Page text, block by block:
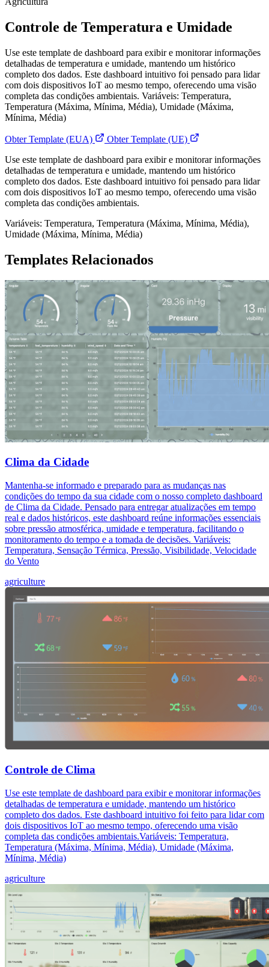
Controle de Temperatura e Umidade
Use este template de dashboard para exibir e monitorar informações
detalhadas de temperatura e umidade, mantendo um histórico
completo dos dados. Este dashboard intuitivo foi pensado para lidar
com dois dispositivos IoT ao mesmo tempo, oferecendo uma visão
completa das condições ambientais. Variáveis: Temperatura,
Temperatura (Máxima, Mínima, Média), Umidade (Máxima,
Mínima, Média)
Obter Template (EUA)
Obter Template (UE)
Use este template de dashboard para exibir e monitorar informações
detalhadas de temperatura e umidade, mantendo um histórico
completo dos dados. Este dashboard intuitivo foi pensado para lidar
com dois dispositivos IoT ao mesmo tempo, oferecendo uma visão
completa das condições ambientais.
Variáveis: Temperatura, Temperatura (Máxima, Mínima, Média),
Umidade (Máxima, Mínima, Média)
Templates Relacionados
Clima da Cidade
Mantenha-se informado e preparado para as mudanças nas
condições do tempo da sua cidade com o nosso completo dashboard
de Clima da Cidade. Pensado para entregar atualizações em tempo
real e dados históricos, este dashboard reúne informações essenciais
sobre pressão atmosférica, umidade e temperatura, facilitando o
monitoramento do tempo e a tomada de decisões. Variáveis:
Temperatura, Sensação Térmica, Pressão, Visibilidade, Velocidade
do Vento
agriculture
Controle de Clima
Use este template de dashboard para exibir e monitorar informações
detalhadas de temperatura e umidade, mantendo um histórico
completo dos dados. Este dashboard intuitivo foi feito para lidar com
dois dispositivos IoT ao mesmo tempo, oferecendo uma visão
completa das condições ambientais.Variáveis: Temperatura,
Temperatura (Máxima, Mínima, Média), Umidade (Máxima,
Mínima, Média)
agriculture